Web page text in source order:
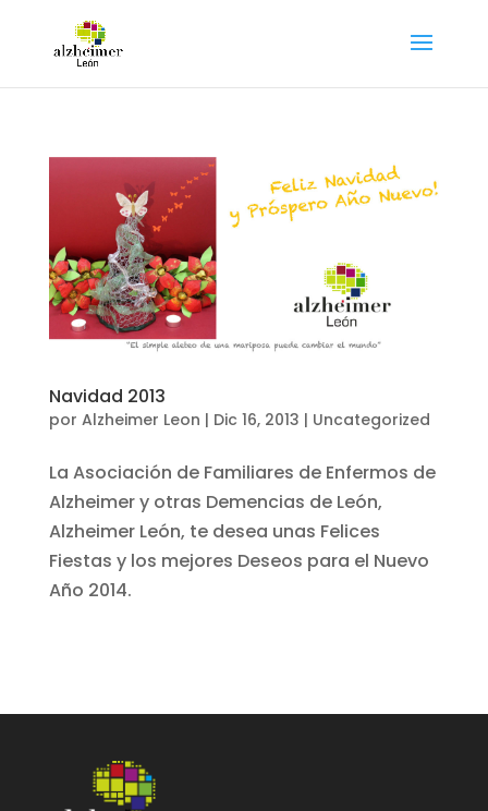
Navidad 2013
por Alzheimer Leon | Dic 16, 2013 | Uncategorized
La Asociación de Familiares de Enfermos de
Alzheimer y otras Demencias de León,
Alzheimer León, te desea unas Felices
Fiestas y los mejores Deseos para el Nuevo
Año 2014.